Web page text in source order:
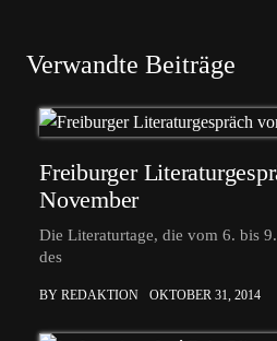
Verwandte Beiträge
Freiburger
November
Die Literaturtage, die vom 6. bis
des
BY REDAKTION OKTOBER 31, 2014